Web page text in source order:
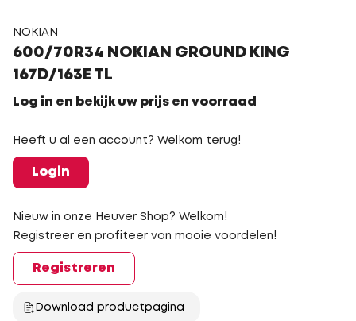
NOKIAN
600/70R34 NOKIAN GROUND KING
167D/163E TL
Log in en bekijk uw prijs en voorraad
Heeft u al een account? Welkom terug!
Login
Nieuw in onze Heuver Shop? Welkom!
Registreer en profiteer van mooie voordelen!
Registreren
Download productpagina